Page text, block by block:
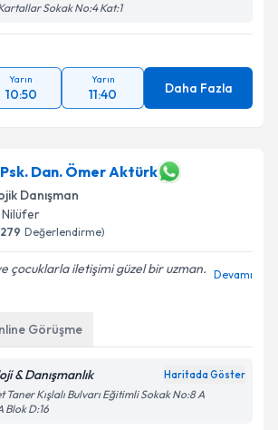
Sokak No:4 Kat:1
Yarın
10:50
Yarın
11:40 Daha Fazla
Dan. Ömer Aktürk
Danışman
Nilüfer
279 Değerlendirme)
çocuklarla iletişimi güzel bir uzman. Devamı
Görüşme
& Danışmanlık Haritada Göster
Taner Kışlalı Bulvarı Eğitimli Sokak No:8 A
Blok D:16